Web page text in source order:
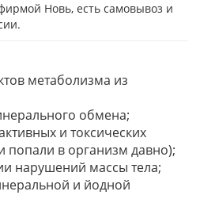
Новь, есть самовывоз и
метаболизма из
обмена;
и токсических
попали в организм давно);
нарушений массы тела;
и йодной